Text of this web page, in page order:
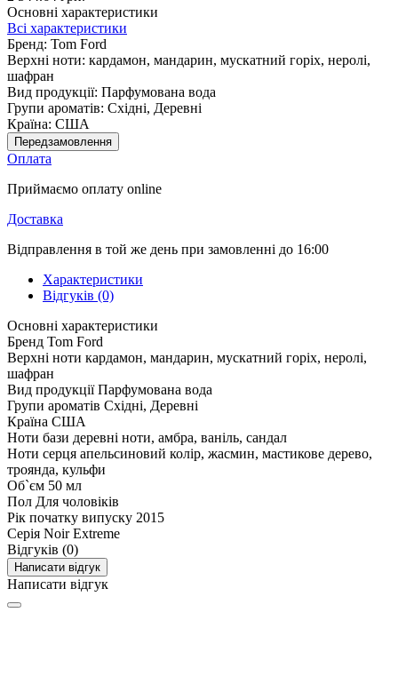
Основні характеристики
Всі характеристики
Бренд: Tom Ford
Верхні ноти: кардамон, мандарин, мускатний горіх, неролі,
шафран
Вид продукції: Парфумована вода
Групи ароматів: Східні, Деревні
Країна: США
Передзамовлення
Оплата
Приймаємо оплату online
Доставка
Відправлення в той же день при замовленні до 16:00
Характеристики
Відгуків (0)
Основні характеристики
Бренд Tom Ford
Верхні ноти кардамон, мандарин, мускатний горіх, неролі,
шафран
Вид продукції Парфумована вода
Групи ароматів Східні, Деревні
Країна США
Ноти бази деревні ноти, амбра, ваніль, сандал
Ноти серця апельсиновий колір, жасмин, мастикове дерево,
троянда, кульфи
Об`єм 50 мл
Пол Для чоловіків
Рік початку випуску 2015
Серія Noir Extreme
Відгуків (0)
Написати відгук
Написати відгук